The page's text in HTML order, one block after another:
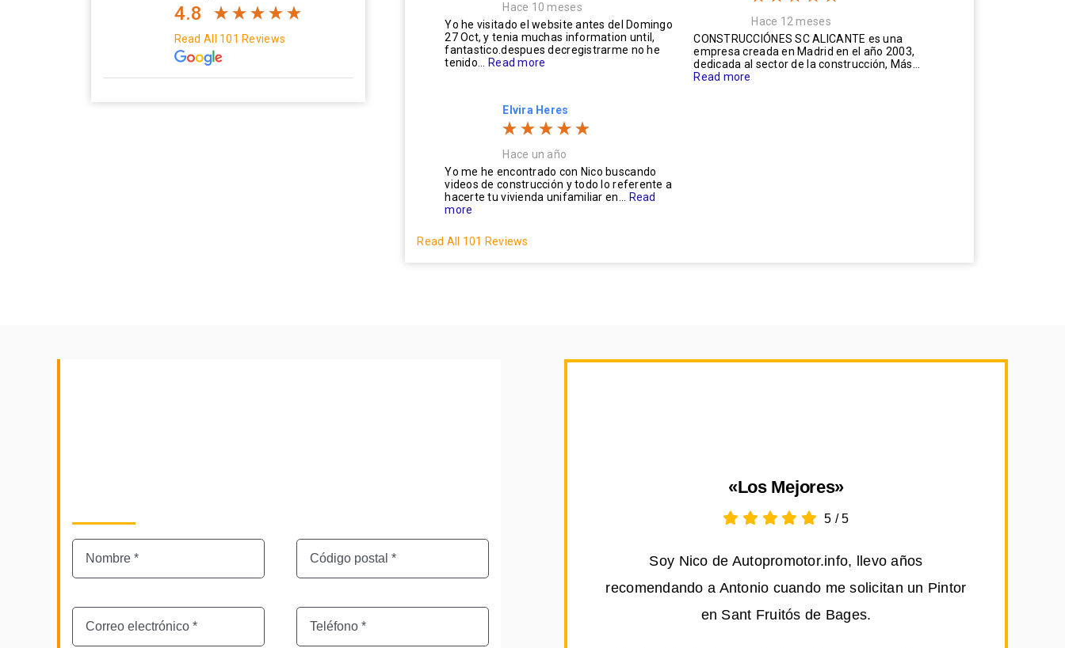
4.8
Read All 101 Reviews
Hace 10 meses
Yo he visitado el website antes del Domingo
27 Oct, y tenia muchas information until,
fantastico.despues decregistrarme no he
tenido... Read more
Hace 12 meses
CONSTRUCCIÓNES SC ALICANTE es una
empresa creada en Madrid en el año 2003,
dedicada al sector de la construcción, Más...
Read more
Elvira Heres
Hace un año
Yo me he encontrado con Nico buscando
videos de construcción y todo lo referente a
hacerte tu vivienda unifamiliar en... Read
more
Read All 101 Reviews
«Los Mejores»
5 /5
Soy Nico de Autopromotor.info, llevo años
recomendando a Antonio cuando me solicitan un Pintor
en Sant Fruitós de Bages.